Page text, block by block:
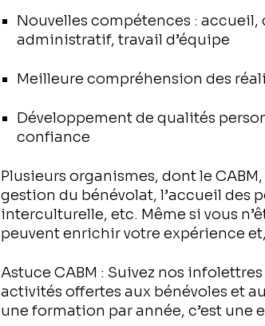
Nouvelles compétences :
administratif, travail d’équipe
Meilleure compréhension des
Développement de qualités
confiance
Plusieurs organismes, dont le
gestion du bénévolat, l’accueil des
interculturelle, etc. Même si vous
peuvent enrichir votre expérience
Astuce CABM : Suivez nos
activités offertes aux bénévoles et
une formation par année, c’est une